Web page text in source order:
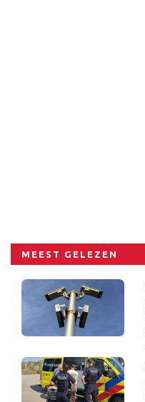
MEEST GELEZEN